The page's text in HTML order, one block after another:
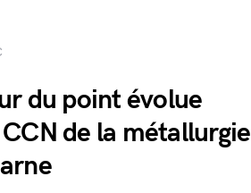
du point évolue
de la métallurgie